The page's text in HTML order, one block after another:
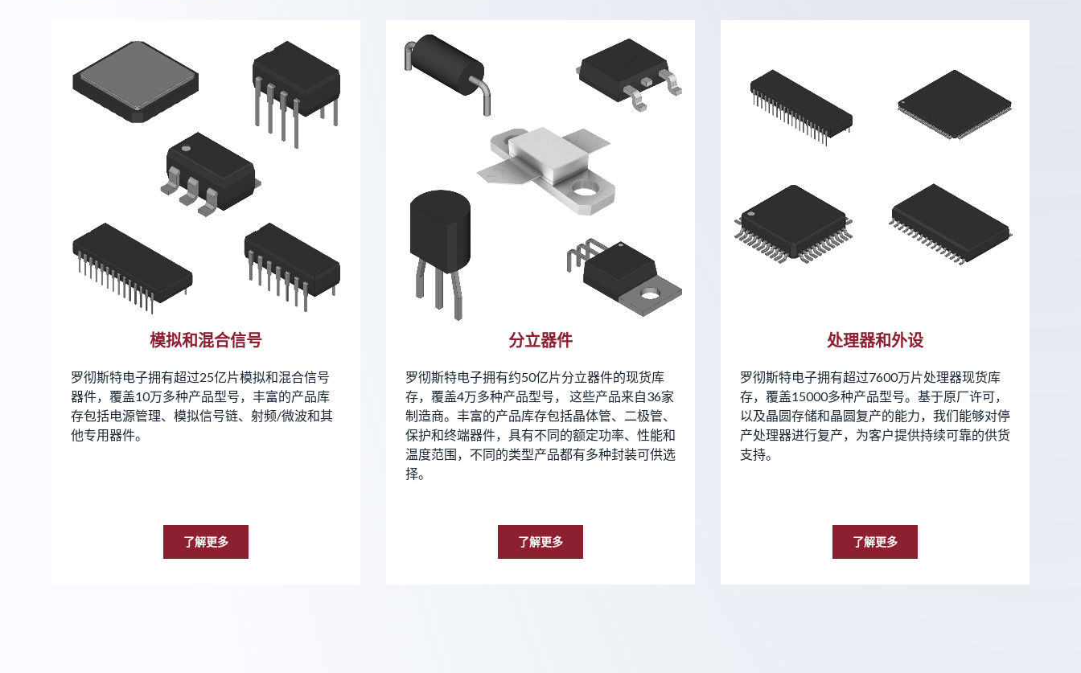
模拟和混合信号
罗彻斯特电子拥有超过25亿片模拟和混合信号
器件，覆盖10万多种产品型号，丰富的产品库
存包括电源管理、模拟信号链、射频/微波和其
他专用器件。
了解更多
分立器件
罗彻斯特电子拥有约50亿片分立器件的现货库
存，覆盖4万多种产品型号， 这些产品来自36家
制造商。丰富的产品库存包括晶体管、二极管、
保护和终端器件，具有不同的额定功率、性能和
温度范围，不同的类型产品都有多种封装可供选
择。
了解更多
处理器和外设
罗彻斯特电子拥有超过7600万片处理器现货库
存，覆盖15000多种产品型号。基于原厂许可，
以及晶圆存储和晶圆复产的能力，我们能够对停
产处理器进行复产，为客户提供持续可靠的供货
支持。
了解更多